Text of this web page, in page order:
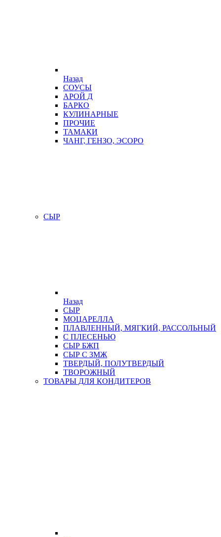
Назад
СОУСЫ
АРОЙ Д
БАРКО
КУЛИНАРНЫЕ
ПРОЧИЕ
ТАМАКИ
ЧАНГ, ГЕНЗО, ЭСОРО
СЫР
Назад
СЫР
МОЦАРЕЛЛА
ПЛАВЛЕННЫЙ, МЯГКИЙ, РАССОЛЬНЫЙ
С ПЛЕСЕНЬЮ
СЫР БЖП
СЫР С ЗМЖ
ТВЕРДЫЙ, ПОЛУТВЕРДЫЙ
ТВОРОЖНЫЙ
ТОВАРЫ ДЛЯ КОНДИТЕРОВ